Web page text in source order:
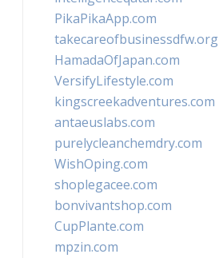
PikaPikaApp.com
takecareofbusinessdfw.org
HamadaOfJapan.com
VersifyLifestyle.com
kingscreekadventures.com
antaeuslabs.com
purelycleanchemdry.com
WishOping.com
shoplegacee.com
bonvivantshop.com
CupPlante.com
mpzin.com